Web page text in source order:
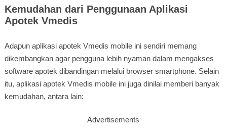
Kemudahan dari Penggunaan Aplikasi
Apotek Vmedis
Adapun aplikasi apotek Vmedis mobile ini sendiri memang
dikembangkan agar pengguna lebih nyaman dalam mengakses
software apotek dibandingan melalui browser smartphone. Selain
itu, aplikasi apotek Vmedis mobile ini juga dinilai memberi banyak
kemudahan, antara lain:
Advertisements